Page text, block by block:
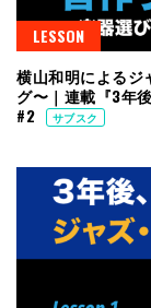
LESSON
横山和明によるジ
グ〜｜連載『3年
#2
サブスク